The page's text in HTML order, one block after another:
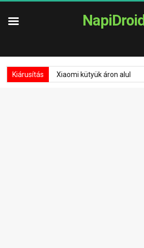
NapiDroid
Kiárusítás Xiaomi kütyük áron alul